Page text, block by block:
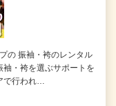
の 振袖・袴のレンタル
・袴を選ぶサポートを
で行われ…